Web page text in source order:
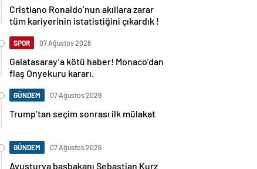
Cristiano Ronaldo’nun akıllara zarar
tüm kariyerinin istatistiğini çıkardık !
SPOR 07 Ağustos 2026
Galatasaray’a kötü haber! Monaco’dan
flaş Onyekuru kararı.
GÜNDEM 07 Ağustos 2026
Trump’tan seçim sonrası ilk mülakat
GÜNDEM 07 Ağustos 2026
Avusturya başbakanı Sebastian Kurz